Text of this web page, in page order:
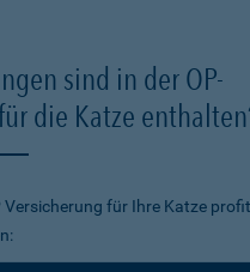
sind in der OP-
die Katze
Versicherung für Ihre Katze